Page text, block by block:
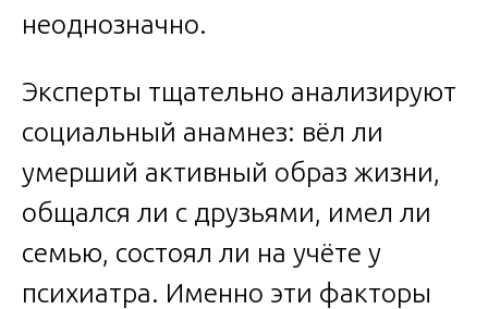
неоднозначно.
Эксперты тщательно анализируют
социальный анамнез: вёл ли
умерший активный образ жизни,
общался ли с друзьями, имел ли
семью, состоял ли на учёте у
психиатра. Именно эти факторы